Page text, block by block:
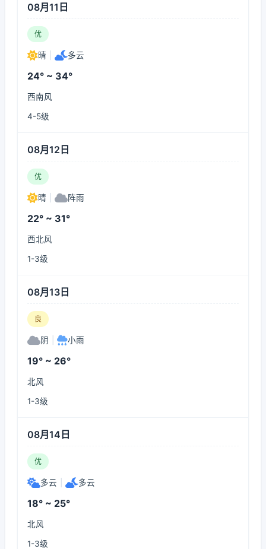
08月11日
优
晴 多云
24° ~ 34°
西南风
4-5级
08月12日
优
晴 阵雨
22° ~ 31°
西北风
1-3级
08月13日
良
阴 小雨
19° ~ 26°
北风
1-3级
08月14日
优
多云 多云
18° ~ 25°
北风
1-3级